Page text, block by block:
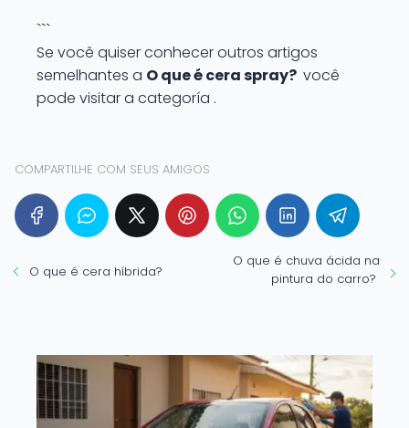
```
Se você quiser conhecer outros artigos
semelhantes a O que é cera spray? você
pode visitar a categoría .
COMPARTILHE COM SEUS AMIGOS
O que é cera híbrida?
O que é chuva ácida na
pintura do carro?